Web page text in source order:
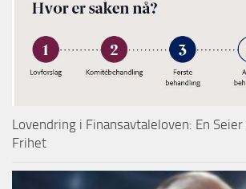
Lovendring i Finansavtaleloven: En
Frihet